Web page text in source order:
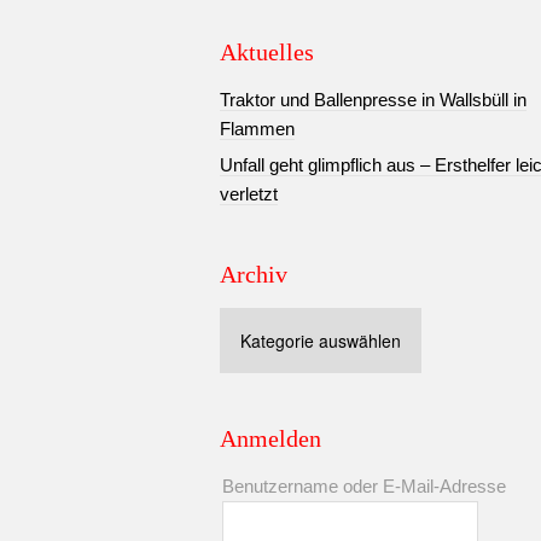
Aktuelles
Traktor und Ballenpresse in Wallsbüll in
Flammen
Unfall geht glimpflich aus – Ersthelfer
verletzt
Archiv
Anmelden
Benutzername oder E-Mail-Adresse